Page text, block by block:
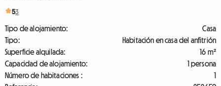
53
Tipo de alojamiento:
Casa
Tipo:
Habitación en casa del anfitrión
Superficie alquilada:
16 m²
Capacidad de alojamiento:
1 persona
Número de habitaciones :
1